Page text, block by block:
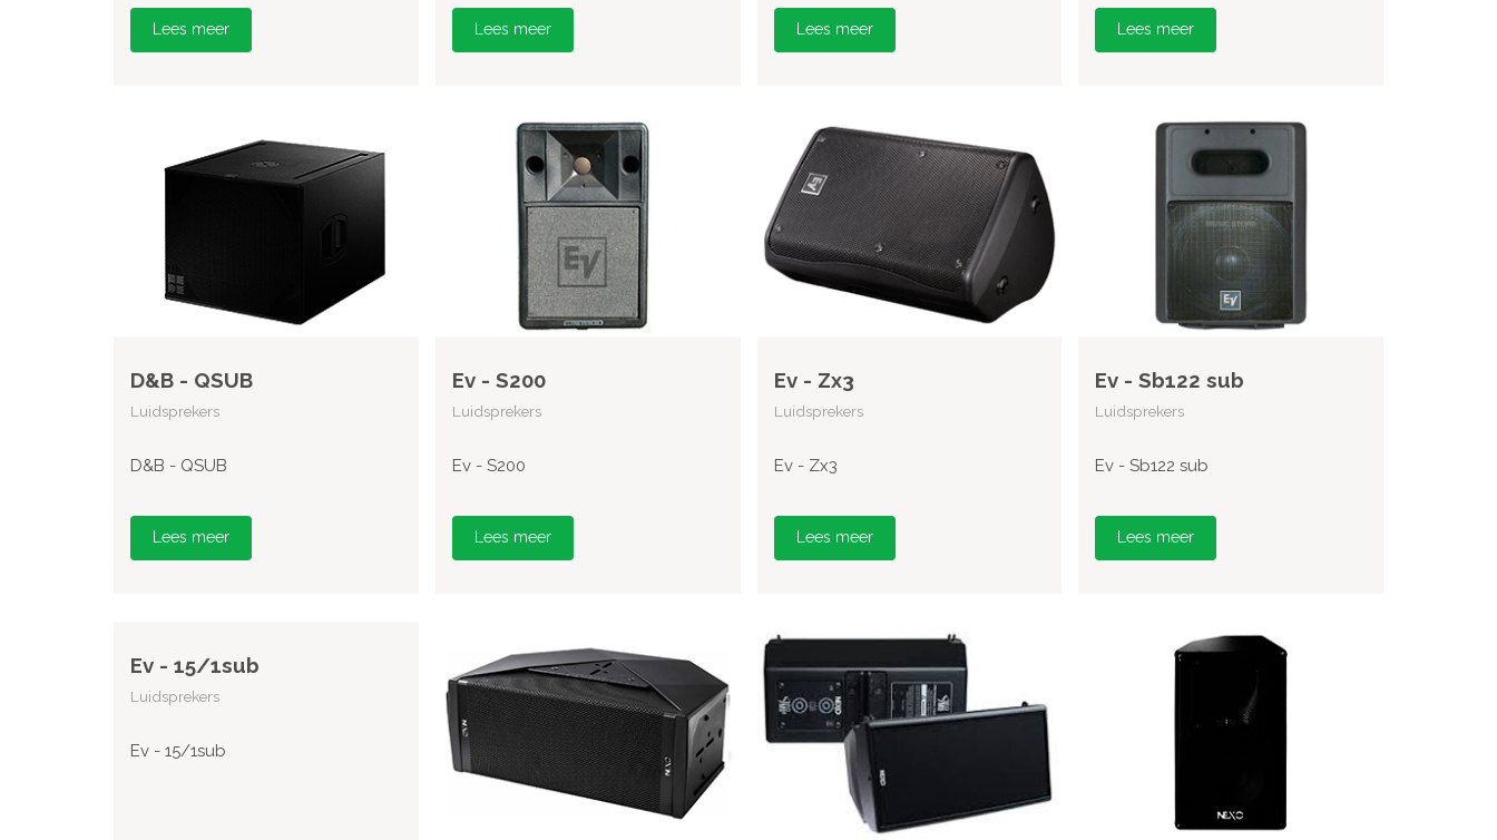
Lees meer Lees meer Lees meer Lees meer
D&B - QSUB
Luidsprekers
D&B - QSUB
Lees meer
Ev - S200
Luidsprekers
Ev - S200
Lees meer
Ev - Zx3
Luidsprekers
Ev - Zx3
Lees meer
Ev - Sb122 sub
Luidsprekers
Ev - Sb122 sub
Lees meer
Ev - 15/1sub
Luidsprekers
Ev - 15/1sub